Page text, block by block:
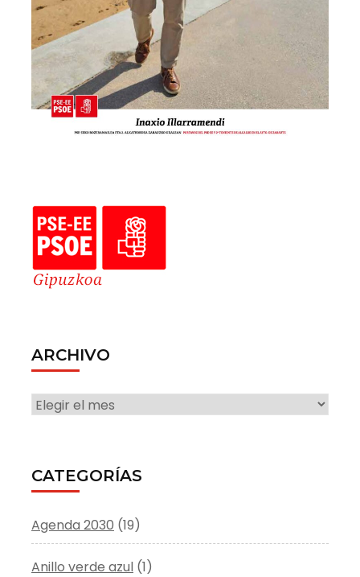
ARCHIVO
ARCHIVO
CATEGORÍAS
Agenda 2030 (19)
Anillo verde azul (1)